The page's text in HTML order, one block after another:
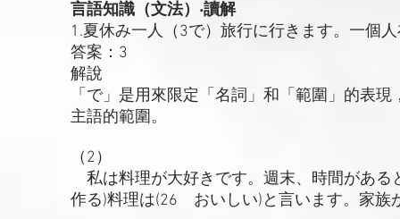
言語知識（文法）‧讀解
1.夏休み一人（3で）旅行に行きます。一個
答案：3
解說
「で」是用來限定「名詞」和「範圍」的表
主語的範圍。
（2）
私は料理が大好きです。週末、時間があ
作る)料理は(26 おいしい)と言います。家族